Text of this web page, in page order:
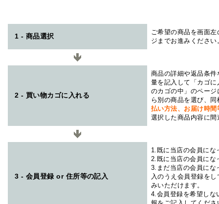
1 - 商品選択
ご希望の商品を画面
ジまでお進みください
2 - 買い物カゴに入れる
商品の詳細や返品条
量を記入して「カゴ
のカゴの中」のペー
ら別の商品を選び、
払い方法、お届け時
選択した商品内容に
3 - 会員登録 or 住所等の記入
1.既に当店の会員にな
2.既に当店の会員にな
3.まだ当店の会員にな
入のうえ会員登録を
みいただけます。
4.会員登録を希望しな